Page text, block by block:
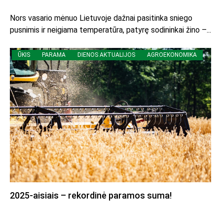
Nors vasario mėnuo Lietuvoje dažnai pasitinka sniego
pusnimis ir neigiama temperatūra, patyrę sodininkai žino –...
ŪKIS PARAMA DIENOS AKTUALIJOS AGROEKONOMIKA
2025-aisiais – rekordinė paramos suma!